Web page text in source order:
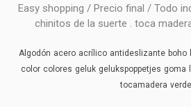
Easy shopping / Precio final / Todo
chinitos de la suerte . toca
Algodón acero acrílico antideslizante boho
color colores geluk gelukspoppetjes goma
tocamadera verde